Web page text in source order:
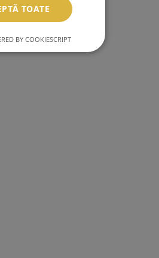
TOATE
BY COOKIESCRIPT